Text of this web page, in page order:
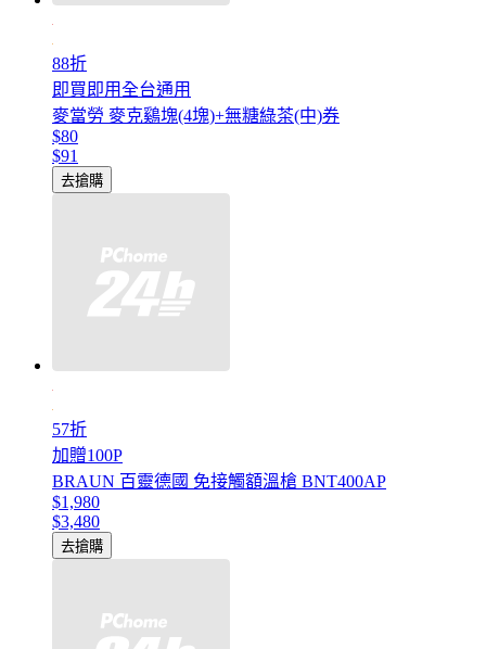
88折
即買即用全台通用
麥當勞 麥克鷄塊(4塊)+無糖綠茶(中)券
$80
$91
去搶購
57折
加贈100P
BRAUN 百靈德國 免接觸額溫槍 BNT400AP
$1,980
$3,480
去搶購